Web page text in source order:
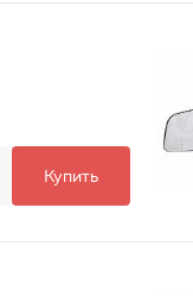
Купить